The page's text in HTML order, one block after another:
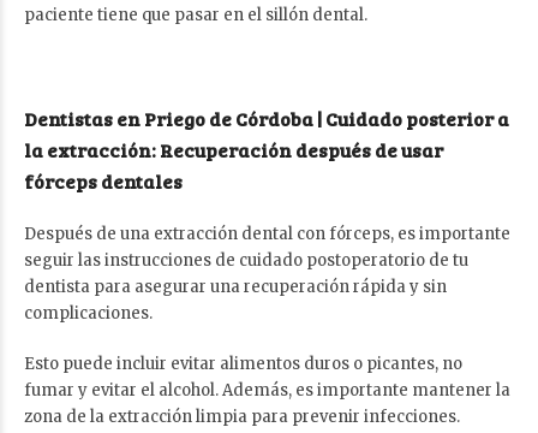
paciente tiene que pasar en el sillón dental.
Dentistas en Priego de Córdoba | Cuidado posterior a
la extracción: Recuperación después de usar
fórceps dentales
Después de una extracción dental con fórceps, es importante
seguir las instrucciones de cuidado postoperatorio de tu
dentista para asegurar una recuperación rápida y sin
complicaciones.
Esto puede incluir evitar alimentos duros o picantes, no
fumar y evitar el alcohol. Además, es importante mantener la
zona de la extracción limpia para prevenir infecciones.